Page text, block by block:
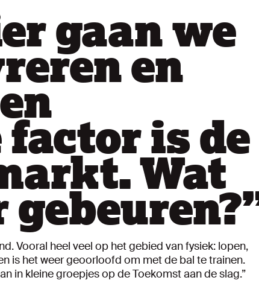
gaan we
en
is de
Wat
gebeuren?
Vooral heel veel op het gebied van fysiek: lopen,
is het weer geoorloofd om met de bal te trainen.
in kleine groepjes op de Toekomst aan de slag.”